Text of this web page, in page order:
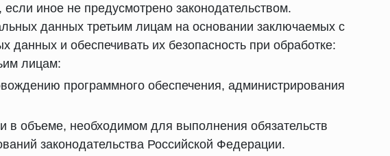
иное не предусмотрено законодательством.
данных третьим лицам на основании заключаемых с
и обеспечивать их безопасность при обработке:
лицам:
программного обеспечения, администрирования
в объеме, необходимом для выполнения обязательств
законодательства Российской Федерации.